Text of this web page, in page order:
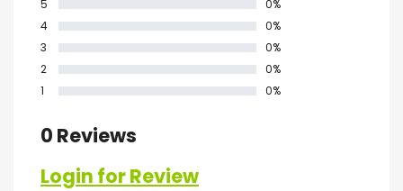
5
0%
4
0%
3
0%
2
0%
1
0%
0 Reviews
Login for Review